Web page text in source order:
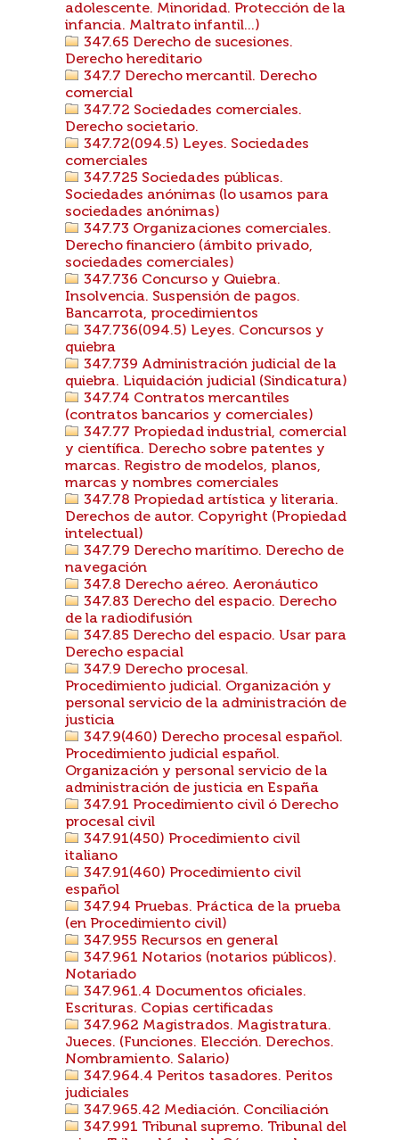
adolescente. Minoridad. Protección de la
infancia. Maltrato infantil...)
347.65 Derecho de sucesiones.
Derecho hereditario
347.7 Derecho mercantil. Derecho
comercial
347.72 Sociedades comerciales.
Derecho societario.
347.72(094.5) Leyes. Sociedades
comerciales
347.725 Sociedades públicas.
Sociedades anónimas (lo usamos para
sociedades anónimas)
347.73 Organizaciones comerciales.
Derecho financiero (ámbito privado,
sociedades comerciales)
347.736 Concurso y Quiebra.
Insolvencia. Suspensión de pagos.
Bancarrota, procedimientos
347.736(094.5) Leyes. Concursos y
quiebra
347.739 Administración judicial de la
quiebra. Liquidación judicial (Sindicatura)
347.74 Contratos mercantiles
(contratos bancarios y comerciales)
347.77 Propiedad industrial, comercial
y científica. Derecho sobre patentes y
marcas. Registro de modelos, planos,
marcas y nombres comerciales
347.78 Propiedad artística y literaria.
Derechos de autor. Copyright (Propiedad
intelectual)
347.79 Derecho marítimo. Derecho de
navegación
347.8 Derecho aéreo. Aeronáutico
347.83 Derecho del espacio. Derecho
de la radiodifusión
347.85 Derecho del espacio. Usar para
Derecho espacial
347.9 Derecho procesal.
Procedimiento judicial. Organización y
personal servicio de la administración de
justicia
347.9(460) Derecho procesal español.
Procedimiento judicial español.
Organización y personal servicio de la
administración de justicia en España
347.91 Procedimiento civil ó Derecho
procesal civil
347.91(450) Procedimiento civil
italiano
347.91(460) Procedimiento civil
español
347.94 Pruebas. Práctica de la prueba
(en Procedimiento civil)
347.955 Recursos en general
347.961 Notarios (notarios públicos).
Notariado
347.961.4 Documentos oficiales.
Escrituras. Copias certificadas
347.962 Magistrados. Magistratura.
Jueces. (Funciones. Elección. Derechos.
Nombramiento. Salario)
347.964.4 Peritos tasadores. Peritos
judiciales
347.965.42 Mediación. Conciliación
347.991 Tribunal supremo. Tribunal del